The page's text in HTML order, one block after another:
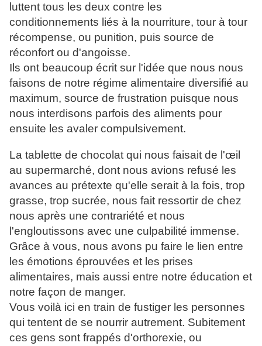
luttent tous les deux contre les
conditionnements liés à la nourriture, tour à tour
récompense, ou punition, puis source de
réconfort ou d'angoisse.
Ils ont beaucoup écrit sur l'idée que nous nous
faisons de notre régime alimentaire diversifié au
maximum, source de frustration puisque nous
nous interdisons parfois des aliments pour
ensuite les avaler compulsivement.
La tablette de chocolat qui nous faisait de l'œil
au supermarché, dont nous avions refusé les
avances au prétexte qu'elle serait à la fois, trop
grasse, trop sucrée, nous fait ressortir de chez
nous après une contrariété et nous
l'engloutissons avec une culpabilité immense.
Grâce à vous, nous avons pu faire le lien entre
les émotions éprouvées et les prises
alimentaires, mais aussi entre notre éducation et
notre façon de manger.
Vous voilà ici en train de fustiger les personnes
qui tentent de se nourrir autrement. Subitement
ces gens sont frappés d'orthorexie, ou